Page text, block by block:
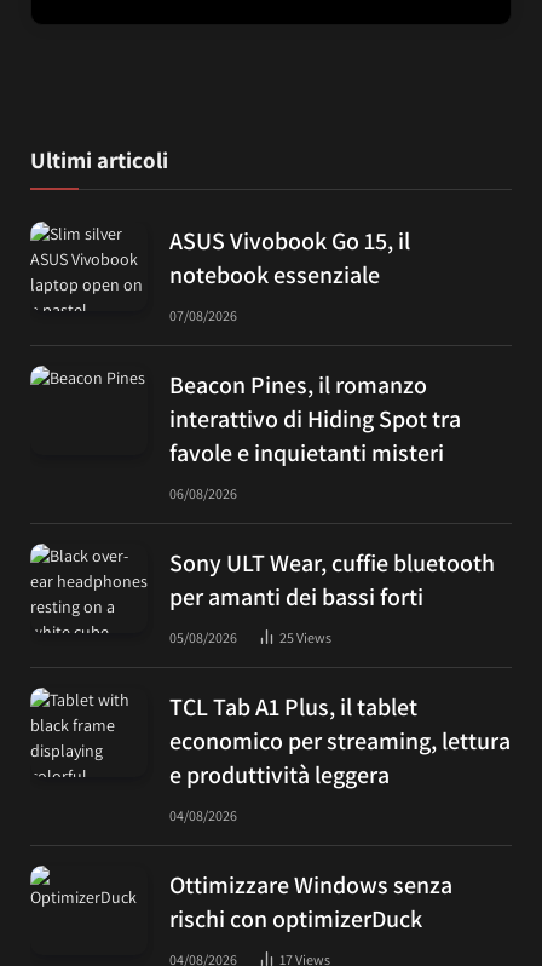
Ultimi articoli
ASUS Vivobook Go 15, il
notebook essenziale
07/08/2026
Beacon Pines, il romanzo
interattivo di Hiding Spot tra
favole e inquietanti misteri
06/08/2026
Sony ULT Wear, cuffie bluetooth
per amanti dei bassi forti
05/08/2026 25Views
TCL Tab A1 Plus, il tablet
economico per streaming, lettura
e produttività leggera
04/08/2026
Ottimizzare Windows senza
rischi con optimizerDuck
04/08/2026 17Views